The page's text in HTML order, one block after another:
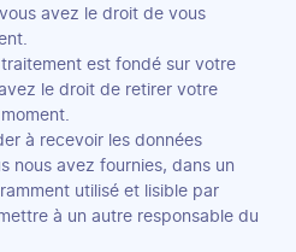
avez le droit de vous
traitement est fondé sur votre
le droit de retirer votre
à recevoir les données
nous avez fournies, dans un
utilisé et lisible par
à un autre responsable du